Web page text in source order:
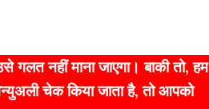
गलत नहीं माना जाएगा। बाकी तो, हम
चेक किया जाता है, तो आपको